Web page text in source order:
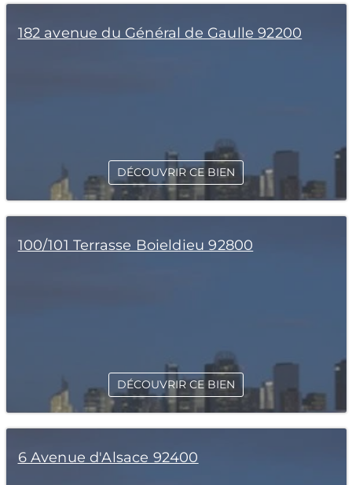
182 avenue du Général de Gaulle 92200
DÉCOUVRIR CE BIEN
100/101 Terrasse Boieldieu 92800
DÉCOUVRIR CE BIEN
6 Avenue d'Alsace 92400